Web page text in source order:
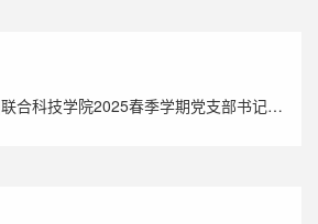
青衿担当，破围逐光|联合科技学院2025春季学期党支部书记思政第一课